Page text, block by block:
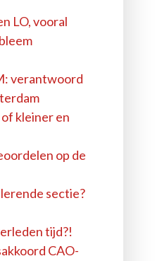
LO, vooral
verantwoord
kleiner en
op de
sectie?
tijd?!
CAO-